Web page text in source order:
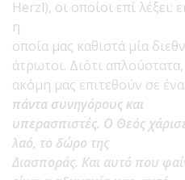
Herzl), οι οποίοι επί λέξει:
η
οποία μας καθιστά μία
άτρωτοι. Διότι απλούστατα,
ακόμη μας επιτεθούν σε
πάντα συνηγόρους και
υπερασπιστές. Ο Θεός
λαό, το δώρο της
Διασποράς. Και αυτό που